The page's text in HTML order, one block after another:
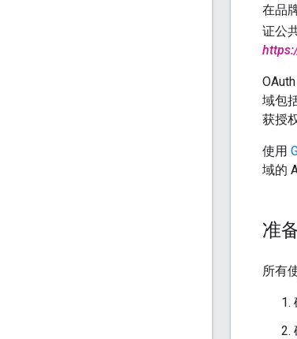
在品
证公
域包
获授
使用
域的
准
所有